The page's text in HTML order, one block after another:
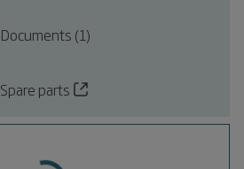
Documents (1)
Spare parts